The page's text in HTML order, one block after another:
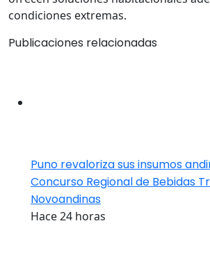
condiciones extremas.
Publicaciones relacionadas
Puno revaloriza sus insumos
Concurso Regional de Bebidas
Novoandinas
Hace 24 horas